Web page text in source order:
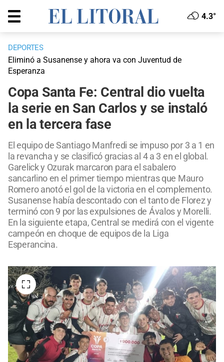
4.3°
DEPORTES
Eliminó a Susanense y ahora va con Juventud de
Esperanza
Copa Santa Fe: Central dio vuelta
la serie en San Carlos y se instaló
en la tercera fase
El equipo de Santiago Manfredi se impuso por 3 a 1 en
la revancha y se clasificó gracias al 4 a 3 en el global.
Garelick y Ozurak marcaron para el sabalero
sancarlino en el primer tiempo mientras que Mauro
Romero anotó el gol de la victoria en el complemento.
Susanense había descontado con el tanto de Florez y
terminó con 9 por las expulsiones de Ávalos y Morelli.
En la siguiente etapa, Central se medirá con el vigente
campeón en choque de equipos de la Liga
Esperancina.